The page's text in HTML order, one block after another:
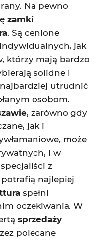
Na pewno
zamki
. Są cenione
jak
którzy mają bardzo
solidne i
utrudnić
osobom.
, zarówno gdy
jak i
może
i w
z
najlepiej
spełni
oczekiwania. W
sprzedaży
polecane